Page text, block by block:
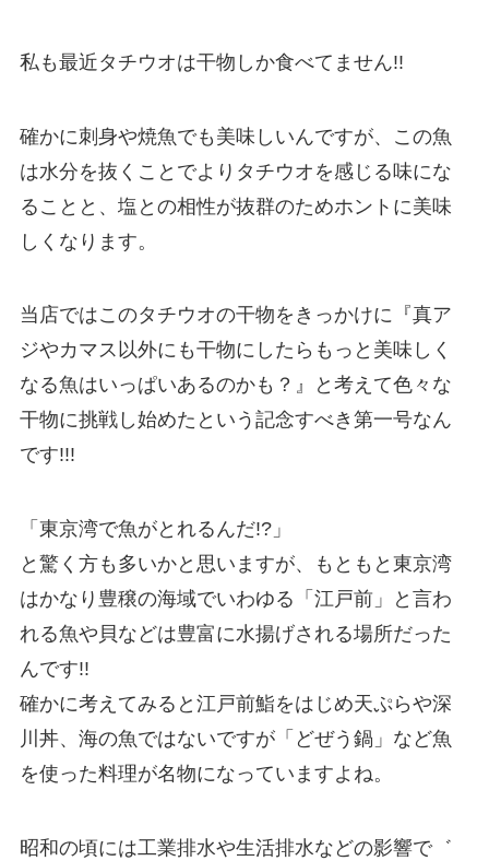
私も最近タチウオは干物しか食べてません!!
確かに刺身や焼魚でも美味しいんですが、この魚
は水分を抜くことでよりタチウオを感じる味にな
ることと、塩との相性が抜群のためホントに美味
しくなります。
当店ではこのタチウオの干物をきっかけに『真ア
ジやカマス以外にも干物にしたらもっと美味しく
なる魚はいっぱいあるのかも？』と考えて色々な
干物に挑戦し始めたという記念すべき第一号なん
です!!!
「東京湾で魚がとれるんだ!?」
と驚く方も多いかと思いますが、もともと東京湾
はかなり豊穣の海域でいわゆる「江戸前」と言わ
れる魚や貝などは豊富に水揚げされる場所だった
んです!!
確かに考えてみると江戸前鮨をはじめ天ぷらや深
川丼、海の魚ではないですが「どぜう鍋」など魚
を使った料理が名物になっていますよね。
昭和の頃には工業排水や生活排水などの影響で゛